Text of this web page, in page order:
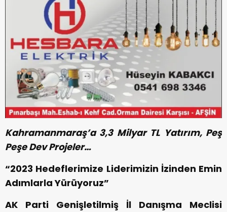
Kahramanmaraş’a 3,3 Milyar TL Yatırım, Peş
Peşe Dev Projeler…
“2023 Hedeflerimize Liderimizin İzinden Emin
Adımlarla Yürüyoruz”
AK Parti Genişletilmiş İl Danışma Meclisi